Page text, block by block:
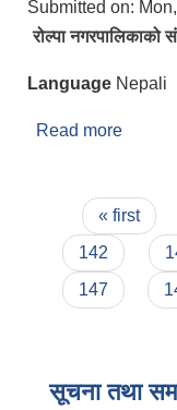
Submitted on:
रोल्पा नगरपालिकाको
Language Nepali
Read more
Pages« first
142
147
सूचना तथा